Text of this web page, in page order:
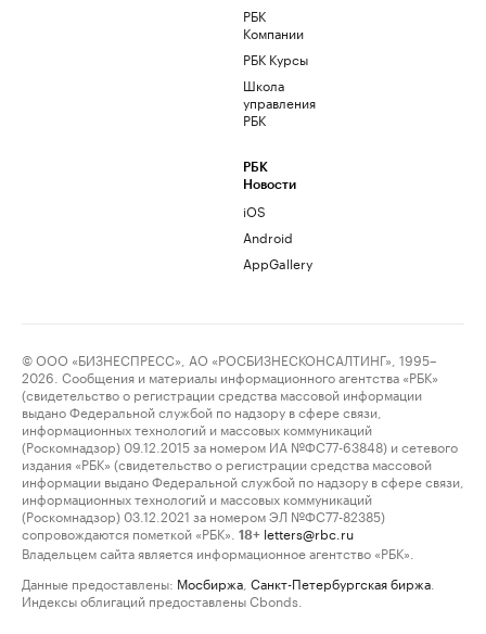
РБК
Компании
РБК Курсы
Школа
управления
РБК
РБК
Новости
iOS
Android
AppGallery
© ООО «БИЗНЕСПРЕСС», АО «РОСБИЗНЕСКОНСАЛТИНГ», 1995–
2026. Сообщения и материалы информационного агентства «РБК»
(свидетельство о регистрации средства массовой информации
выдано Федеральной службой по надзору в сфере связи,
информационных технологий и массовых коммуникаций
(Роскомнадзор) 09.12.2015 за номером ИА №ФС77-63848) и сетевого
издания «РБК» (свидетельство о регистрации средства массовой
информации выдано Федеральной службой по надзору в сфере связи,
информационных технологий и массовых коммуникаций
(Роскомнадзор) 03.12.2021 за номером ЭЛ №ФС77-82385)
сопровождаются пометкой «РБК».
18+ letters@rbc.ru
Владельцем сайта является информационное агентство «РБК».
Данные предоставлены: Мосбиржа Санкт-Петербургская биржа
Индексы облигаций предоставлены Cbonds.